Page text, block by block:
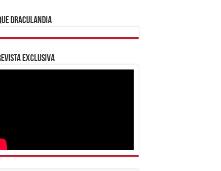
Draculandia
Exclusiva